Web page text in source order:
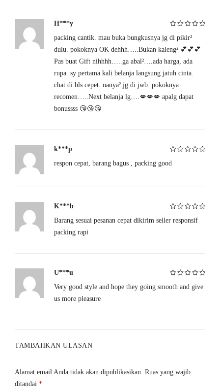
Panjang yang Dapat Dimasukkan : 130,0 mm / 5,1 in
Baterai : Li-Ion 500 mAh, 3.7 V
Waktu Pengisian: 2 jam (5,0 V)
Waktu Siaga: Hingga 90 hari
Kontrol : Antarmuka 5 tombol
Dinilai5dari
H***y
packing cantik. mau buka bungkusnya jg di pikir²
dulu. pokoknya OK dehhh…..Bukan kaleng² 💕💕💕
Pas buat Gift nihhhh…..ga abal²….ada harga, ada
rupa. sy pertama kali belanja langsung jatuh cinta.
chat di bls cepet. nanya² jg di jwb. pokoknya
recomen…..Next belanja lg….💋💋💋 apalg dapat
bonussss 😘😘😘
Dinilai
k***p
respon cepat, barang bagus , packing good
Dinilai5dari
K***b
Barang sesuai pesanan cepat dikirim seller responsif
packing rapi
Dinilai dari
U***u
Very good style and hope they going smooth and give
us more pleasure
TAMBAHKAN ULASAN
Alamat email Anda tidak akan dipublikasikan. Ruas yang wajib
ditandai *